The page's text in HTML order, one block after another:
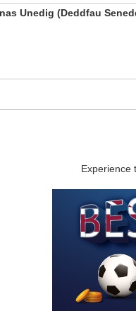
Unedig (Deddfau
Experience